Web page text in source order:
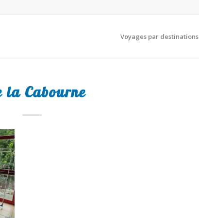
Voyages par destinations
la Cabourne